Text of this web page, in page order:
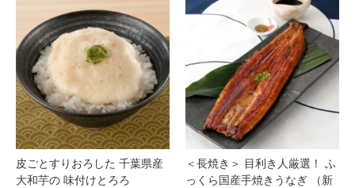
皮ごとすりおろした 千葉県産
大和芋の 味付けとろろ
＜長焼き＞ 目利き人厳選！ ふ
っくら国産手焼きうなぎ （新